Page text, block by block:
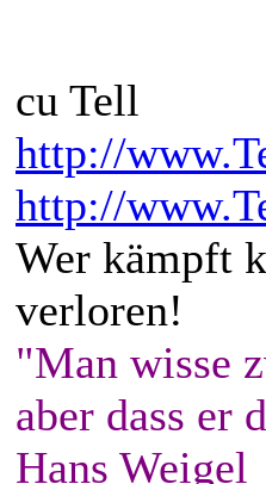
cu Tell
http://
http://
Wer kämpft
verloren!
"Man wisse
aber dass er
Hans Weigel